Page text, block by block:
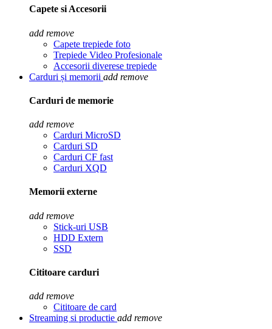
Capete si Accesorii
add remove
Capete trepiede foto
Trepiede Video Profesionale
Accesorii diverese trepiede
Carduri și memorii add remove
Carduri de memorie
add remove
Carduri MicroSD
Carduri SD
Carduri CF fast
Carduri XQD
Memorii externe
add remove
Stick-uri USB
HDD Extern
SSD
Cititoare carduri
add remove
Cititoare de card
Streaming si productie add remove